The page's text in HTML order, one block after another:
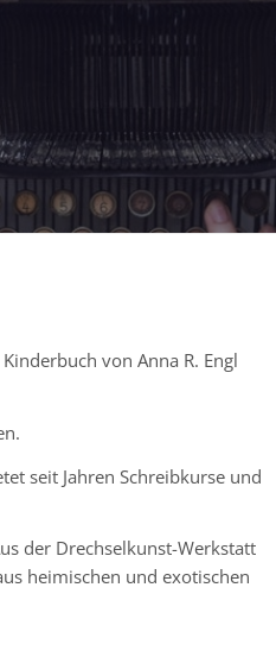
von Anna R. Engl
seit Jahren Schreibkurse und
der Drechselkunst-Werkstatt
heimischen und exotischen